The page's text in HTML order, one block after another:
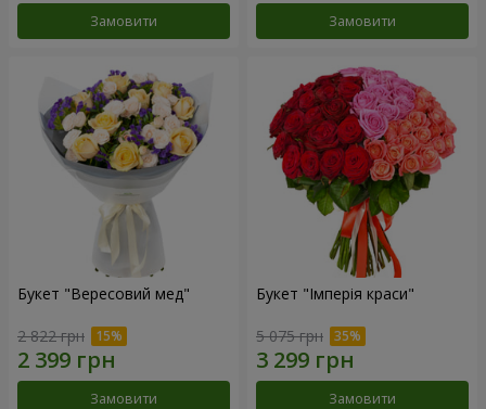
Замовити Замовити
Букет "Вересовий мед"
2 822 грн
Замовити
Букет "Імперія краси"
5 075 грн
Замовити